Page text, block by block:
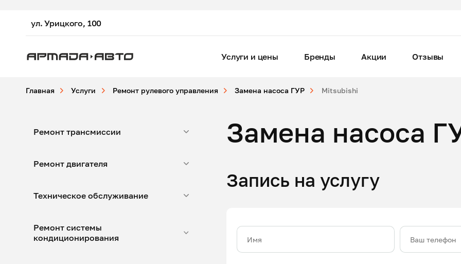
ул. Урицкого, 100
Услуги и цены Бренды Акции Отзывы
Главная Услуги Ремонт рулевого управления Замена насоса ГУР Mitsubishi
Ремонт трансмиссии
Ремонт двигателя
Техническое обслуживание
Ремонт системы
кондиционирования
Замена насоса
Запись на услугу
Имя Ваш телефон